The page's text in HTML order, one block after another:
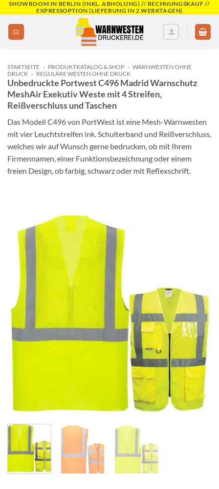
Skip
to
content
SHOWROOM IN BERLIN (INKL. ABHOLUNG) // RECHNUNGSKAUF //
EXPRESSOPTION (LIEFERUNG IN 2 WERKTAGEN)
STARTSEITE » PRODUKTKATALOG & SHOP » WARNWESTEN OHNE
DRUCK » REGULÄRE WESTEN OHNE DRUCK
Unbedruckte Portwest C496 Madrid Warnschutz
MeshAir Exekutiv Weste mit 4 Streifen,
Reißverschluss und Taschen
Das Modell C496 von PortWest ist eine Mesh-Warnwesten
mit vier Leuchtstreifen ink. Schulterband und Reißverschluss,
welches wir auf Wunsch gerne bedrucken, ob mit Ihrem
Firmennamen, einer Funktionsbezeichnung oder einem
freien Design, ob farbig, schwarz oder mit Reflexschrift.